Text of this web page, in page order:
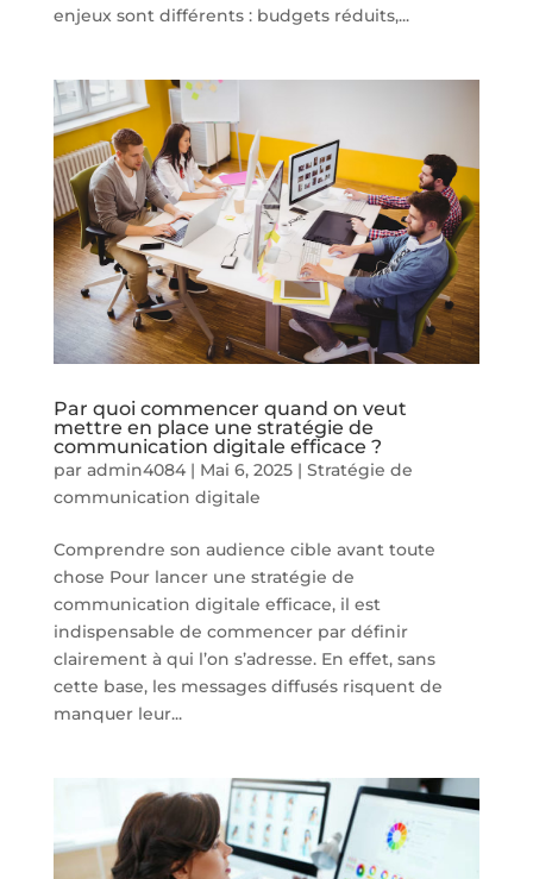
enjeux sont différents : budgets réduits,...
Par quoi commencer quand on veut
mettre en place une stratégie de
communication digitale efficace ?
par admin4084| Mai 6, 2025| Stratégie de
communication digitale
Comprendre son audience cible avant toute
chose Pour lancer une stratégie de
communication digitale efficace, il est
indispensable de commencer par définir
clairement à qui l’on s’adresse. En effet, sans
cette base, les messages diffusés risquent de
manquer leur...